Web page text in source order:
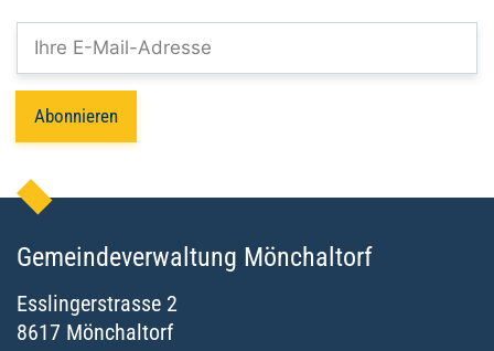
Abonnieren
Gemeindeverwaltung Mönchaltorf
Esslingerstrasse 2
8617 Mönchaltorf